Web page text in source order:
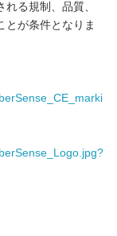
る規制、品質、
とが条件となりま